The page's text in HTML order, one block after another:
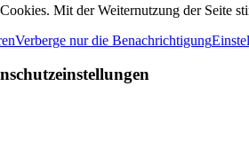
Mit der Weiternutzung der Seite
Verberge nur die Benachrichtigung